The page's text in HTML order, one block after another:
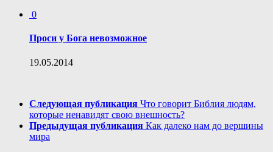
0
Проси у Бога невозможное
19.05.2014
Следующая публикация Что говорит Библия людям,
которые ненавидят свою внешность?
Предыдущая публикация Как далеко нам до вершины
мира